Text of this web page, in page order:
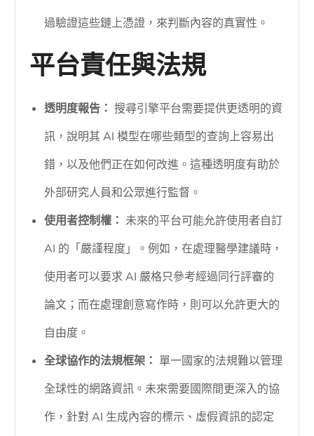
過驗證這些鏈上憑證，來判斷內容的真實性。
平台責任與法規
透明度報告： 搜尋引擎平台需要提供更透明的資
訊，說明其 AI 模型在哪些類型的查詢上容易出
錯，以及他們正在如何改進。這種透明度有助於
外部研究人員和公眾進行監督。
使用者控制權： 未來的平台可能允許使用者自訂
AI 的「嚴謹程度」。例如，在處理醫學建議時，
使用者可以要求 AI 嚴格只參考經過同行評審的
論文；而在處理創意寫作時，則可以允許更大的
自由度。
全球協作的法規框架： 單一國家的法規難以管理
全球性的網路資訊。未來需要國際間更深入的協
作，針對 AI 生成內容的標示、虛假資訊的認定